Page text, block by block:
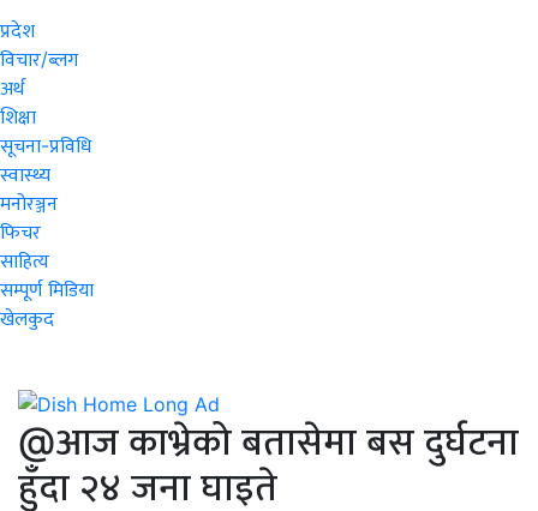
प्रदेश
विचार/ब्लग
अर्थ
शिक्षा
सूचना-प्रविधि
स्वास्थ्य
मनोरञ्जन
फिचर
साहित्य
सम्पूर्ण मिडिया
खेलकुद
@आज काभ्रेको बतासेमा बस दुर्घटना
हुँदा २४ जना घाइते